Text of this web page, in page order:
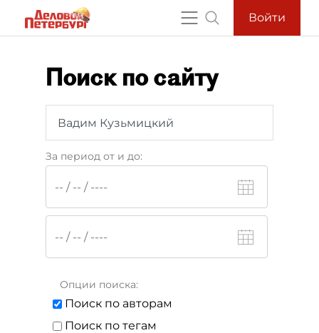
Войти
Поиск по сайту
За период от и до:
Опции поиска:
Поиск по авторам
Поиск по тегам